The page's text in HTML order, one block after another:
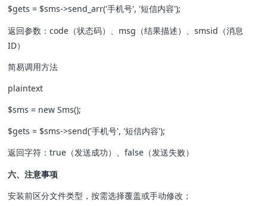
$gets = $sms->send_arr('手机号', '短信内容');
返回参数：code（状态码）、msg（结果描述）、smsid（消息
ID）
简易调用方法
plaintext
$sms = new Sms();
$gets = $sms->send('手机号', '短信内容');
返回字符：true（发送成功）、false（发送失败）
六、注意事项
安装前区分文件类型，按需选择覆盖或手动修改；